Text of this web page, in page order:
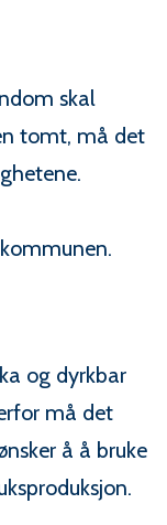
skal
tomt, må det
og dyrkbar
må det
å å bruke